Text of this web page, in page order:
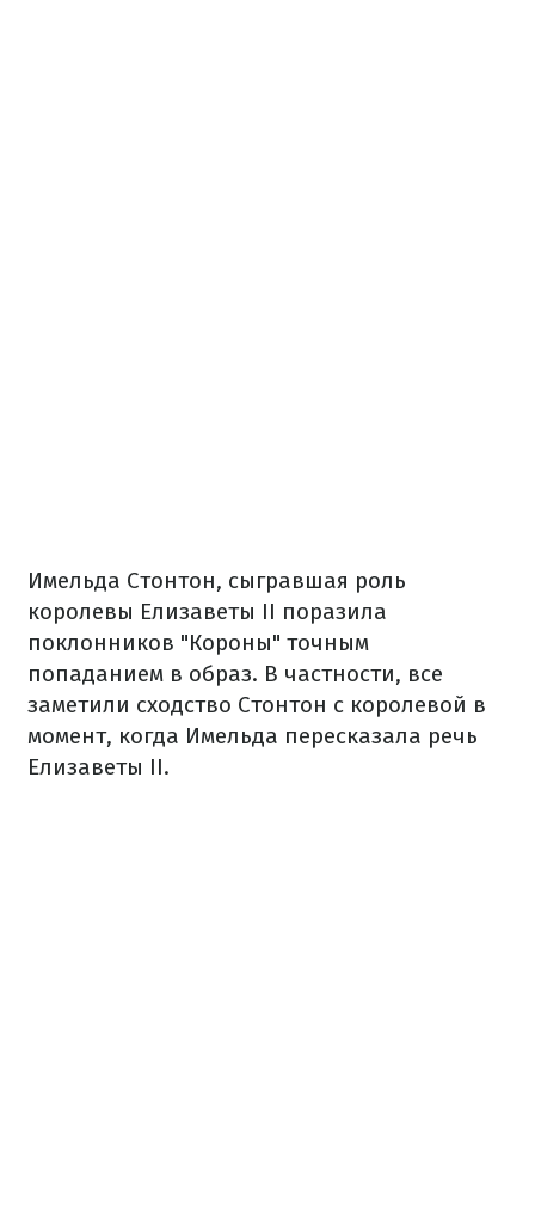
Имельда Стонтон, сыгравшая роль
королевы Елизаветы II поразила
поклонников "Короны" точным
попаданием в образ. В частности, все
заметили сходство Стонтон с королевой в
момент, когда Имельда пересказала речь
Елизаветы II.